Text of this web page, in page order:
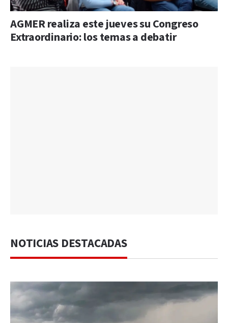
AGMER realiza este jueves su Congreso
Extraordinario: los temas a debatir
NOTICIAS DESTACADAS